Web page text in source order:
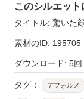
このシルエット
タイトル: 驚いた
素材のID: 195705
ダウンロード: 5回
タグ： デフォルメ